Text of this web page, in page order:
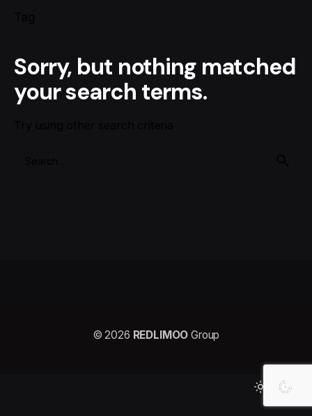
Sorry, but nothing matched
your search terms.
© 2026 REDLIMOO Group